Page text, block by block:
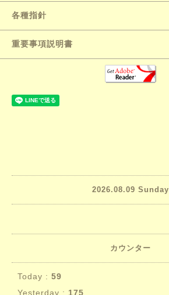
各種指針
重要事項説明書
2026.08.09 Sunday
カウンター
Today : 59
Yesterday : 175